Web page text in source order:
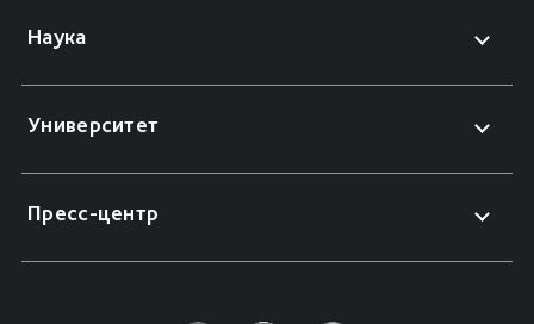
Наука
Университет
Пресс-центр